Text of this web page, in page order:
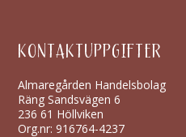
KONTAKTUPPGIFTER
Almaregården Handelsbolag
Räng Sandsvägen 6
236 61 Höllviken
Org.nr: 916764-4237